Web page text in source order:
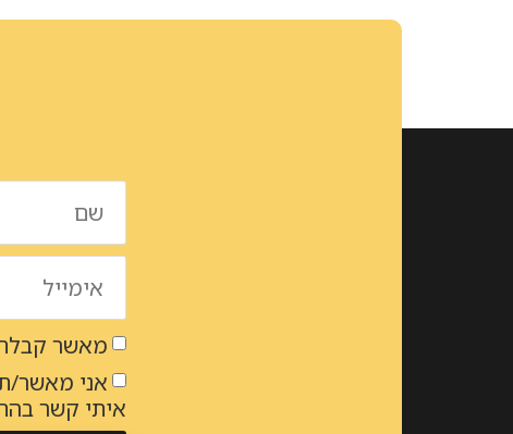
מאשר
אני מאשר/
איתי קשר